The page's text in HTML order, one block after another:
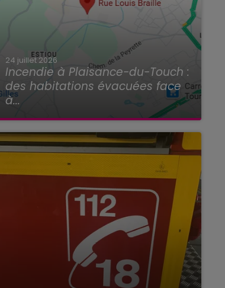
24 juillet 2026
Incendie à Plaisance-du-Touch :
des habitations évacuées face
à...